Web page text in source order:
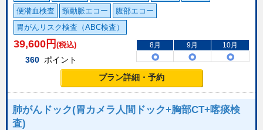
便潜血検査
頸動脈エコー
腹部エコー
胃がんリスク検査（ABC検査）
39,600 円 (税込)
360 ポイント
8月 9月 10月
プラン詳細・予約
肺がんドック(胃カメラ人間ドック+胸部CT+喀痰検
査)